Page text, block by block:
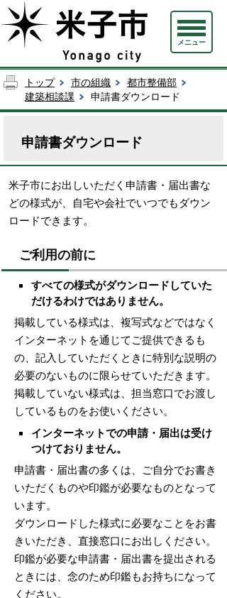
メニュー
トップ 市の組織
都市整備部
建築相談課
申請書ダウンロード
申請書ダウンロード
米子市にお出しいただく申請書・届出書な
どの様式が、自宅や会社でいつでもダウン
ロードできます。
ご利用の前に
すべての様式がダウンロードしていた
だけるわけではありません。
掲載している様式は、複写式などではなく
インターネットを通じてご提供できるも
の、記入していただくときに特別な説明の
必要のないものに限らせていただきます。
掲載していない様式は、担当窓口でお渡し
しているものをお使いください。
インターネットでの申請・届出は受け
つけておりません。
申請書・届出書の多くは、ご自分でお書き
いただくものや印鑑が必要なものとなって
います。
ダウンロードした様式に必要なことをお書
きいただき、直接窓口にお出しください。
印鑑が必要な申請書・届出書を提出される
ときには、念のため印鑑もお持ちになって
ください。